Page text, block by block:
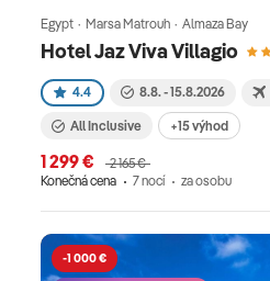
Hotel Jaz Viva Villagio
Egypt · Marsa Matrouh · Almaza Bay
4.4 8.8. - 15.8.2026
All Inclusive +15 výhod
1 299 €
2 165 €
Konečná cena
7 nocí za osobu
-1 000 €